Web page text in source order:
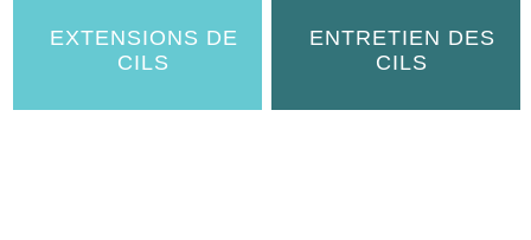
EXTENSIONS DE
CILS
ENTRETIEN DES
CILS